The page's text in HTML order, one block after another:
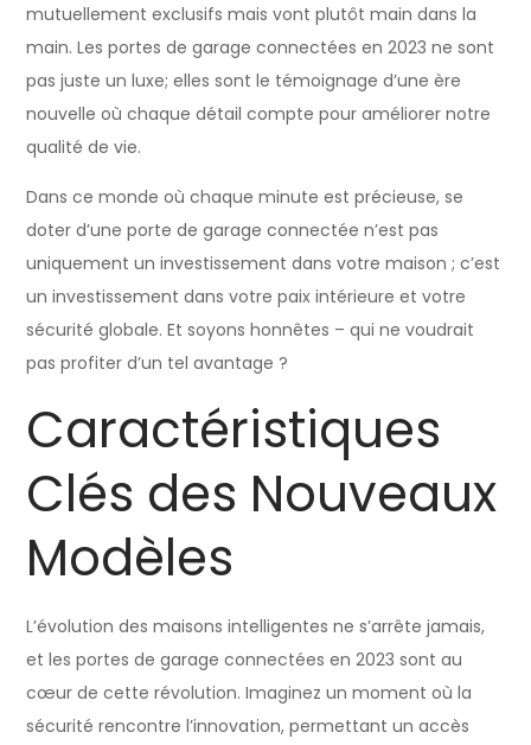
mutuellement exclusifs mais vont plutôt main dans la
main. Les portes de garage connectées en 2023 ne sont
pas juste un luxe; elles sont le témoignage d’une ère
nouvelle où chaque détail compte pour améliorer notre
qualité de vie.
Dans ce monde où chaque minute est précieuse, se
doter d’une porte de garage connectée n’est pas
uniquement un investissement dans votre maison ; c’est
un investissement dans votre paix intérieure et votre
sécurité globale. Et soyons honnêtes – qui ne voudrait
pas profiter d’un tel avantage ?
Caractéristiques
Clés des Nouveaux
Modèles
L’évolution des maisons intelligentes ne s’arrête jamais,
et les portes de garage connectées en 2023 sont au
cœur de cette révolution. Imaginez un moment où la
sécurité rencontre l’innovation, permettant un accès